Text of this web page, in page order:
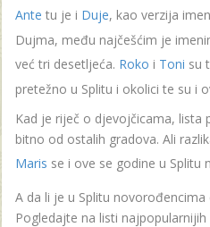
Ante tu je i Duje, kao verzija
Dujma, među najčešćim je
već tri desetljeća. Roko i Toni su
pretežno u Splitu i okolici te su i
Kad je riječ o djevojčicama, lista
bitno od ostalih gradova. Ali
Maris se i ove se godine u Splitu
A da li je u Splitu novorođencima
Pogledajte na listi najpopularnijih